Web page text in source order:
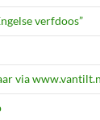
verfdoos”
via